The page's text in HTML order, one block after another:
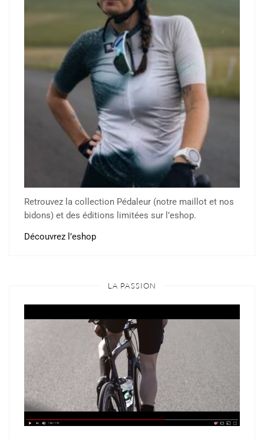
Retrouvez la collection Pédaleur (notre maillot et nos
bidons) et des éditions limitées sur l’eshop.
Découvrez l’eshop
LA PASSION